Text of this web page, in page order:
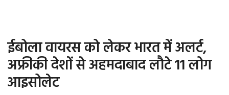
Office Office
Political Gossips
ईबोला वायरस को लेकर भारत में अलर्ट,
अफ्रीकी देशों से अहमदाबाद लौटे 11 लोग
आइसोलेट